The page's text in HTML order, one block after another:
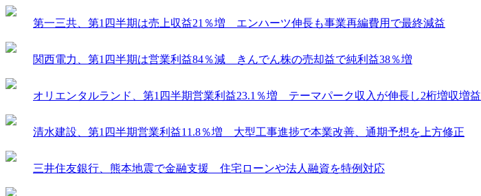
第一三共、第1四半期は売上収益21％増 エンハーツ伸長も事業再編費用で最終減益
関西電力、第1四半期は営業利益84％減 きんでん株の売却益で純利益38％増
オリエンタルランド、第1四半期営業利益23.1％増 テーマパーク収入が伸長し2桁増収増益
清水建設、第1四半期営業利益11.8％増 大型工事進捗で本業改善、通期予想を上方修正
三井住友銀行、熊本地震で金融支援 住宅ローンや法人融資を特例対応